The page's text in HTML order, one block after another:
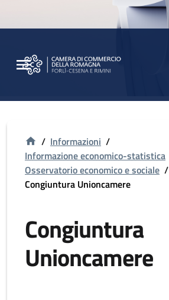
/ Informazioni /
Informazione economico-statistica
Osservatorio economico e sociale /
Congiuntura Unioncamere
Congiuntura
Unioncamere